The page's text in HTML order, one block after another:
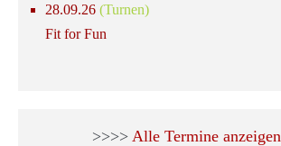
28.09.26 (Turnen)
Fit for Fun
>>>> Alle Termine anzeigen